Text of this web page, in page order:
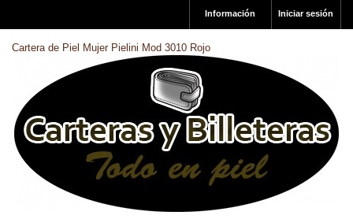
Iniciar sesión
Información
Cartera de Piel Mujer Pielini Mod 3010 Rojo